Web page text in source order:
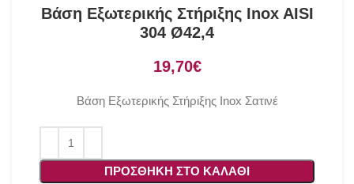
Βάση Εξωτερικής Στήριξης Inox AISI
304 Ø42,4
€
Βάση Εξωτερικής Στήριξης Inox Σατινέ
ΠΡΟΣΘΉΚΗ ΣΤΟ ΚΑΛΆΘΙ